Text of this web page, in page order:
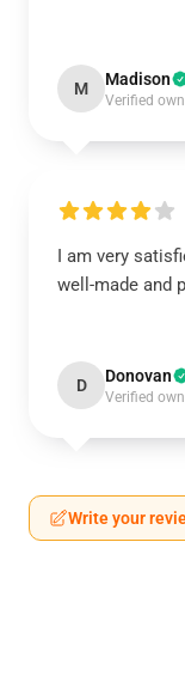
M Madison
Verified
I am very
well-made and
D Donovan
Verified
Write your